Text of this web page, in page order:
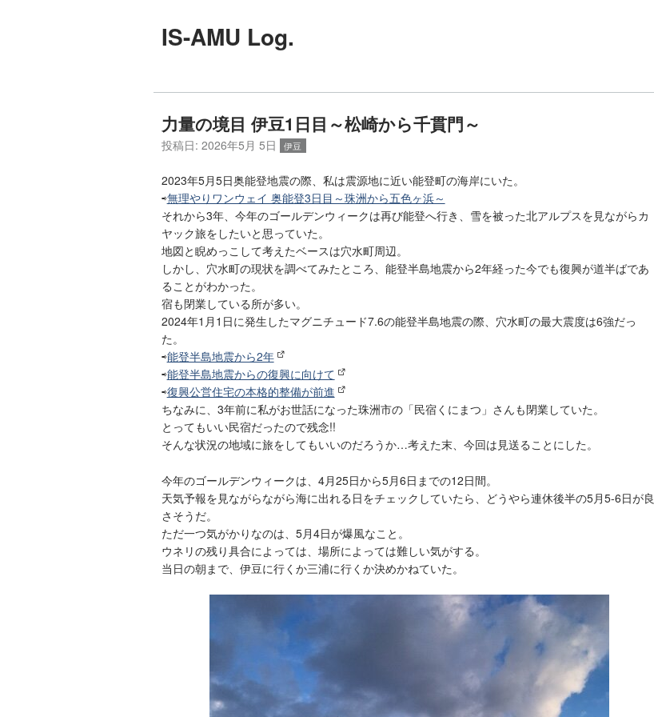
IS-AMU Log.
力量の境目 伊豆1日目～松崎から千貫門～
投稿日: 2026年5月 5日 伊豆
2023年5月5日奥能登地震の際、私は震源地に近い能登町の海岸にいた。
⇨無理やりワンウェイ 奥能登3日目～珠洲から五色ヶ浜～
それから3年、今年のゴールデンウィークは再び能登へ行き、雪を被った北アルプスを見ながらカ
ヤック旅をしたいと思っていた。
地図と睨めっこして考えたベースは穴水町周辺。
しかし、穴水町の現状を調べてみたところ、能登半島地震から2年経った今でも復興が道半ばであ
ることがわかった。
宿も閉業している所が多い。
2024年1月1日に発生したマグニチュード7.6の能登半島地震の際、穴水町の最大震度は6強だっ
た。
⇨能登半島地震から2年
⇨能登半島地震からの復興に向けて
⇨復興公営住宅の本格的整備が前進
ちなみに、3年前に私がお世話になった珠洲市の「民宿くにまつ」さんも閉業していた。
とってもいい民宿だったので残念!!
そんな状況の地域に旅をしてもいいのだろうか…考えた末、今回は見送ることにした。
今年のゴールデンウィークは、4月25日から5月6日までの12日間。
天気予報を見ながらながら海に出れる日をチェックしていたら、どうやら連休後半の5月5-6日が良
さそうだ。
ただ一つ気がかりなのは、5月4日が爆風なこと。
ウネリの残り具合によっては、場所によっては難しい気がする。
当日の朝まで、伊豆に行くか三浦に行くか決めかねていた。